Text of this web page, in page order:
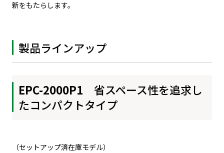
新をもたらします。
製品ラインアップ
EPC-2000P1 省スペース性を追求し
たコンパクトタイプ
（セットアップ済在庫モデル）